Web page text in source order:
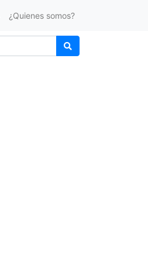
¿Quienes somos?